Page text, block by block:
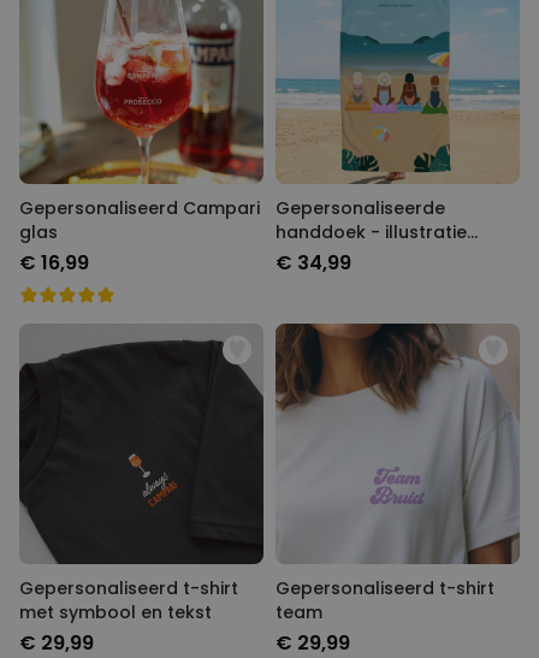
Gepersonaliseerd Campari
glas
€ 16,99
Gepersonaliseerde
handdoek - illustratie
vriendinnen strand
€ 34,99
Gepersonaliseerd t-shirt
met symbool en tekst
€ 29,99
Gepersonaliseerd t-shirt
team
€ 29,99